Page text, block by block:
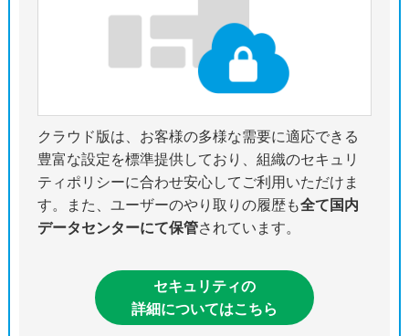
クラウド版は、お客様の多様な需要に適応できる
豊富な設定を標準提供しており、組織のセキュリ
ティポリシーに合わせ安心してご利用いただけま
す。また、ユーザーのやり取りの履歴も全て国内
データセンターにて保管されています。
セキュリティの
詳細についてはこちら